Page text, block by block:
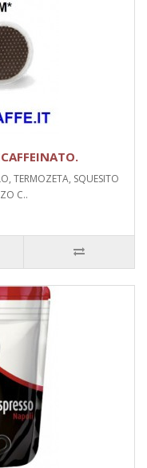
TERMOZETA, SQUESITO
C..